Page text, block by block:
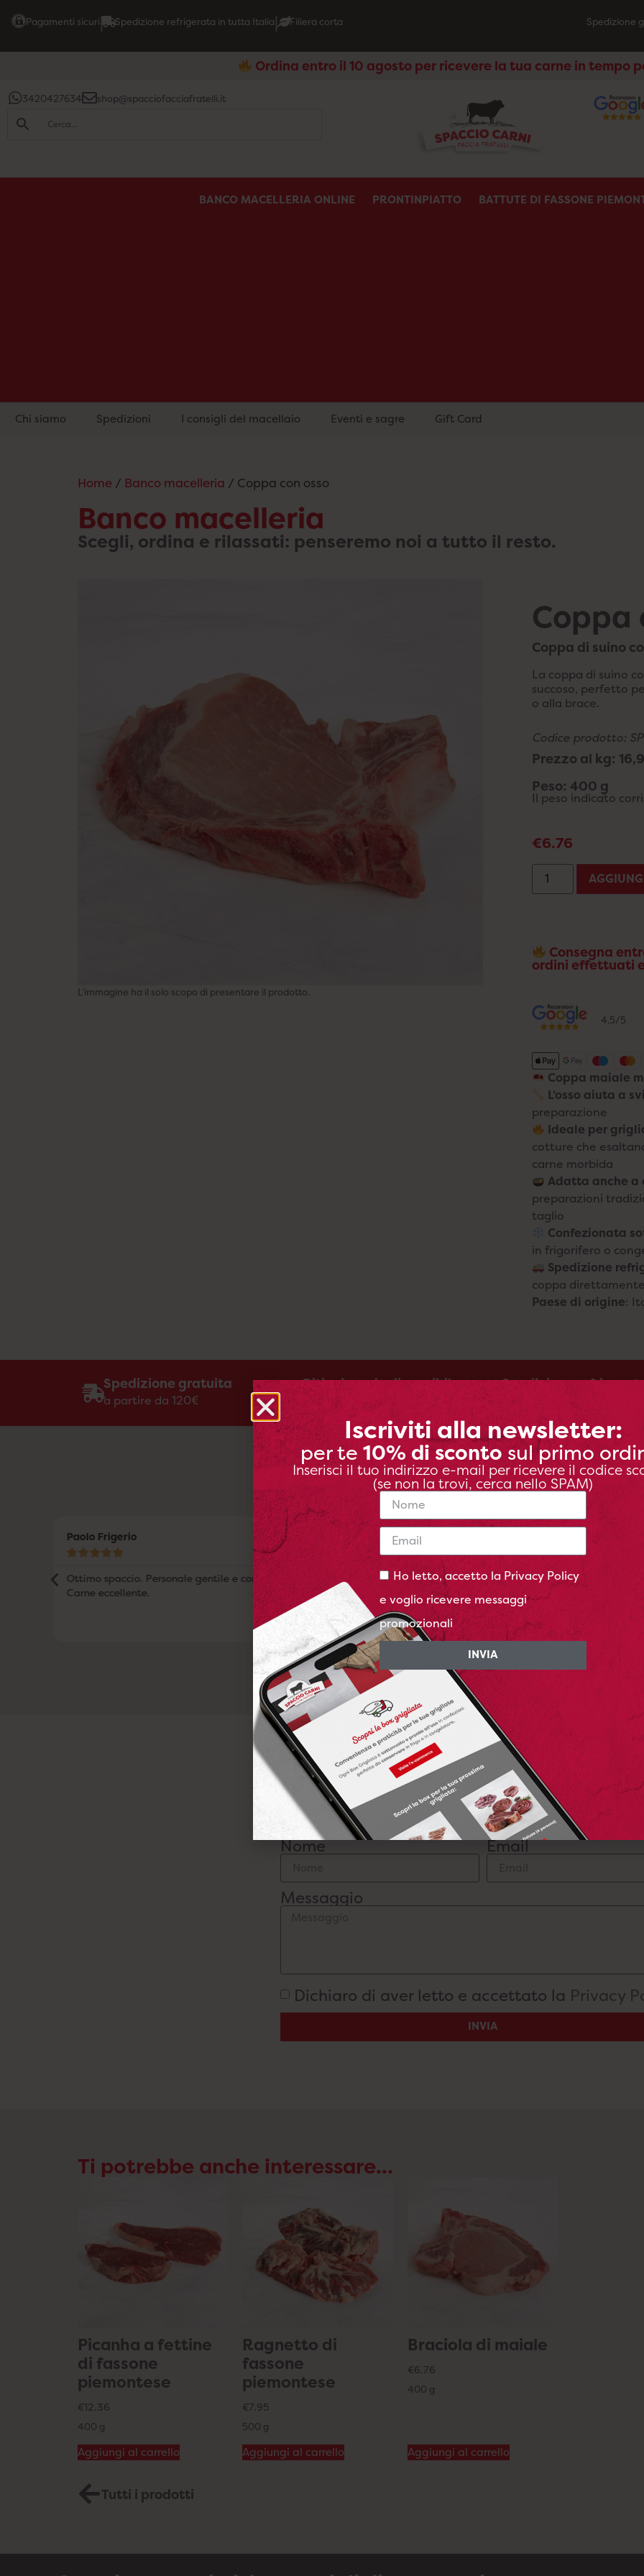
Pagamenti sicuri| Spedizione refrigerata in tutta Italia| Filiera corta Spedizione
Ordina entro il 10 agosto per ricevere la tua carne in tempo
3420427634 shop@spacciofacciafratelli.it
BANCO MACELLERIA ONLINE PRONTINPIATTO BATTUTE DI FASSONE
Chi siamo Spedizioni I consigli del macellaio Eventi e sagre Gift Card
Home/ Banco macelleria / Coppa con osso
Banco macelleria
Scegli, ordina e rilassati: penseremo noi a tutto il resto.
L’immagine ha il solo scopo di presentare il prodotto.
Coppa
Coppa di suino
La coppa di suino
succoso, perfetto
o alla brace.
Codice prodotto:
Prezzo al kg:
Peso: 400 g
Il peso indicato
€6.76
Consegna
ordini effettuati
4,5/5
Coppa maiale
L’osso aiuta a
preparazione
Ideale per
cotture che
carne morbida
Adatta anche a
preparazioni
taglio
Confezionata
in frigorifero o
Spedizione
coppa
Paese di origine:
Spedizione gratuita
a partire da 120€
Ritiro in sede disponibile
gratuito
Spedizione
in tutta Italia
Paolo Frigerio
    
Ottimo spaccio. Personale gentile e competente.
Carne eccellente.
Gianni Bonjo
 
Ottima carne a prezzo interessante meglio di così
dal produttore alla tavola .....
LEGGI TUTTE LE RECENSIONI
Domande? Siamo qui per
Dubbi, domande o semplici curiosità?
Scrivici senza impegno: ci fa piacere aiutarti.
Nome Email
Messaggio
Dichiaro di aver letto e accettato la Privacy
INVIA
Ti potrebbe anche interessare...
Picanha a fettine
di fassone
piemontese
€12.36
400 g
Aggiungi al carrello
Ragnetto di
fassone
piemontese
€7.95
500 g
Aggiungi al carrello
Braciola di maiale
€6.76
400 g
Aggiungi al carrello
Tutti i prodotti
Iscriviti alla newsletter:
per te 10% di scontosul primo
Inserisci il tuo indirizzo e-mail per ricevere il codice
(se non la trovi, cerca nello SPAM)
Ho letto, accetto laPrivacy Policy
e voglio ricevere messaggi
promozionali
INVIA